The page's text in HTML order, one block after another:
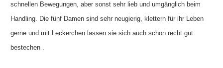
schnellen Bewegungen, aber sonst sehr lieb und umgänglich beim
Handling. Die fünf Damen sind sehr neugierig, klettern für ihr Leben
gerne und mit Leckerchen lassen sie sich auch schon recht gut
bestechen .